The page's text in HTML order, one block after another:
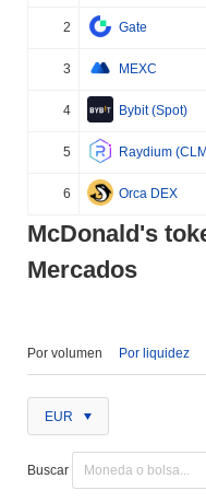
2 Gate
3 MEXC
4 Bybit (Spot)
5 Raydium
6 Orca DEX
McDonald's
Mercados
Por volumen Por liquidez
EUR
Buscar